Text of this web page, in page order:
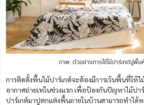
ภาพ: ตัวอย่างการใช้ไม้ปาร์เกต์ปูพื้
การติดตั้งพื้นไม้ปาร์เกต์จะต้องมีการเว้นพื้นที่ให้ไ
อากาศถ่ายเทในช่วงแรก เพื่อป้องกันปัญหาไม้ปา
ปาร์เกต์มาปูตกแต่งพื้นภายในบ้านสามารถทำได้